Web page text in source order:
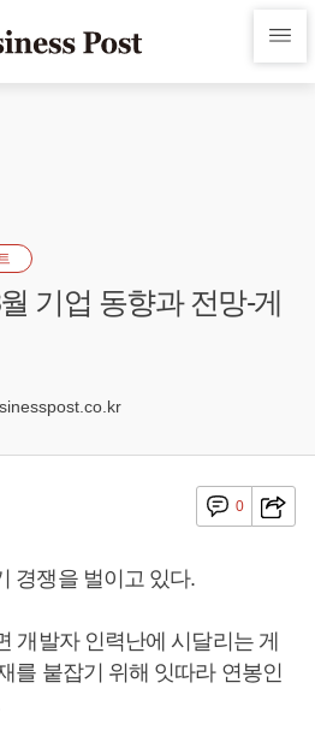
기업 동향과 전망-게
0
경쟁을 벌이고 있다.
개발자 인력난에 시달리는 게
를 붙잡기 위해 잇따라 연봉인